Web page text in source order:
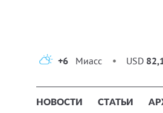
+6 Миасс USD
НОВОСТИ СТАТЬИ